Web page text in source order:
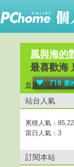
風與海的
最喜歡海
718 愛
首頁 活動
站台人氣
累積人氣：
當日人氣： 3
訂閱本站